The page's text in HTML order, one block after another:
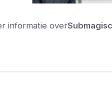
informatie over